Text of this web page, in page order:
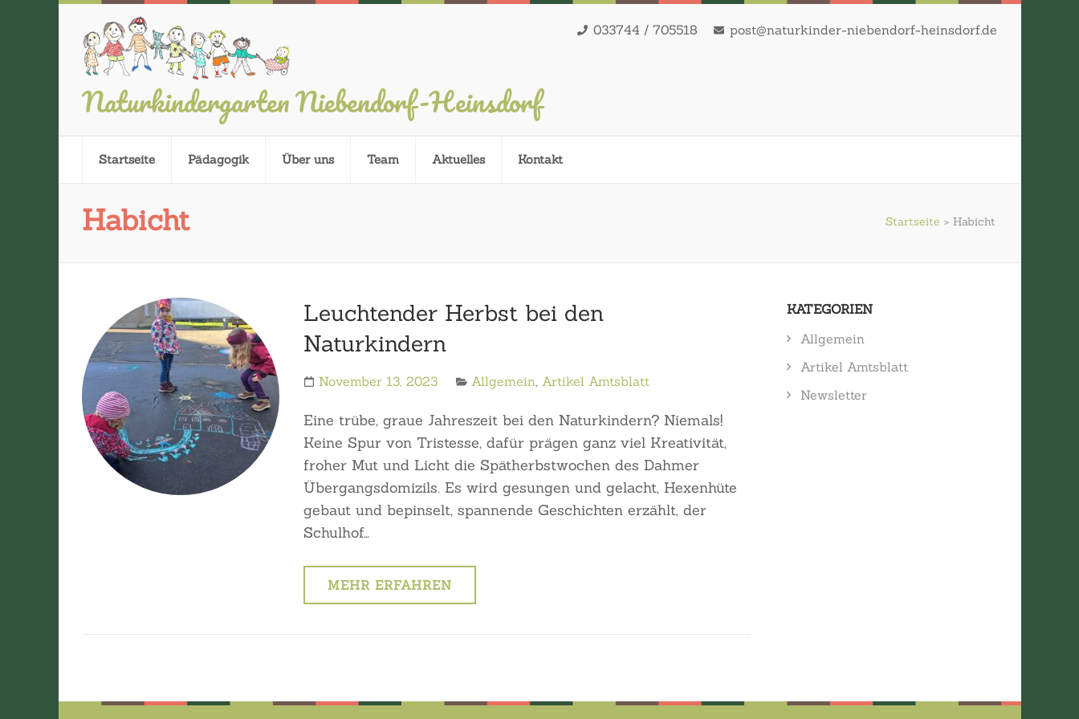
Naturkindergarten Niebendorf-Heinsdorf
033744 / 705518 post@naturkinder-niebendorf-heinsdorf.de
Startseite Pädagogik Über uns Team Aktuelles Kontakt
Habicht Startseite > Habicht
Leuchtender Herbst bei den
Naturkindern
November 13, 2023 Allgemein, Artikel Amtsblatt
Eine trübe, graue Jahreszeit bei den Naturkindern? Niemals!
Keine Spur von Tristesse, dafür prägen ganz viel Kreativität,
froher Mut und Licht die Spätherbstwochen des Dahmer
Übergangsdomizils. Es wird gesungen und gelacht, Hexenhüte
gebaut und bepinselt, spannende Geschichten erzählt, der
Schulhof…
MEHR ERFAHREN
KATEGORIEN
Allgemein
Artikel Amtsblatt
Newsletter